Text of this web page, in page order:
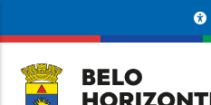
conteúdo
principal
da
Prefeitura